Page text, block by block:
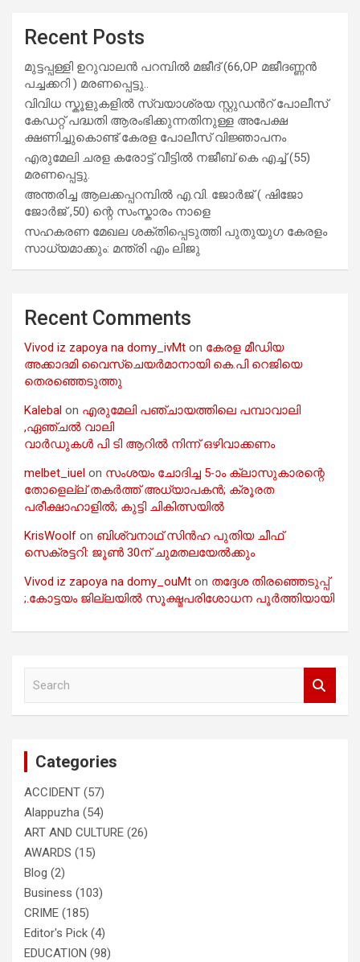
Recent Posts
മുട്ടപ്പള്ളി ഉറുവാലൻ പറമ്പിൽ മജീദ് (66,OP മജീദണ്ണൻ
പച്ചക്കറി ) മരണപ്പെട്ടു..
വിവിധ സ്കൂളുകളില്‍ സ്വയാശ്രയ സ്റ്റുഡന്‍റ് പോലീസ്
കേഡറ്റ് പദ്ധതി ആരംഭിക്കുന്നതിനുള്ള അപേക്ഷ
ക്ഷണിച്ചുകൊണ്ട് കേരള പോലീസ് വിജ്ഞാപനം
എരുമേലി ചരള കരോട്ട് വീട്ടിൽ നജീബ് കെ എച്ച് (55)
മരണപ്പെട്ടു.
അന്തരിച്ച ആ​ല​ക്ക​പ്പ​റമ്പിൽ​ എ.​വി. ജോ​ർ​ജ് ( ഷിജോ
ജോർജ് ,50) ന്റെ സംസ്കാരം നാളെ
സഹകരണ മേഖല ശക്തിപ്പെടുത്തി പുതുയുഗ കേരളം
സാധ്യമാക്കും: മന്ത്രി എം ലിജു
Recent Comments
Vivod iz zapoya na domy_ivMt on കേരള മീഡിയ
അക്കാദമി വൈസ്ചെയർമാനായി കെ.പി റെജിയെ
തെരഞ്ഞെടുത്തു
Kalebal on എരുമേലി പഞ്ചായത്തിലെ പമ്പാവാലി
,ഏഞ്ചൽ വാലി
വാർഡുകൾ പി ടി ആറിൽ നിന്ന് ഒഴിവാക്കണം
melbet_iuel on സംശയം ചോദിച്ച 5-ാം ക്ലാസുകാരന്റെ
തോളെല്ല് തകർത്ത് അധ്യാപകൻ; ക്രൂരത
പരീക്ഷാഹാളിൽ; കുട്ടി ചികിത്സയിൽ
KrisWoolf on ബിശ്വനാഥ് സിൻഹ പുതിയ ചീഫ്
സെക്രട്ടറി: ജൂൺ 30ന് ചുമതലയേൽക്കും
Vivod iz zapoya na domy_ouMt on തദ്ദേശ തിരഞ്ഞെടുപ്പ്
;.കോട്ടയം ജില്ലയിൽ സൂക്ഷ്മപരിശോധന പൂർത്തിയായി
Categories
ACCIDENT (57)
Alappuzha (54)
ART AND CULTURE (26)
AWARDS (15)
Blog (2)
Business (103)
CRIME (185)
Editor's Pick (4)
EDUCATION (98)